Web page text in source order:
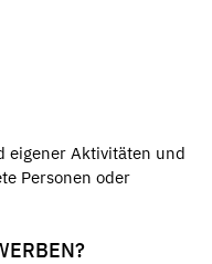
eigener Aktivitäten und
Personen oder